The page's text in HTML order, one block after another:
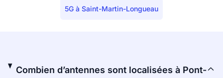
5G à Saint-Martin-Longueau
Combien d’antennes sont localisées à Pont-